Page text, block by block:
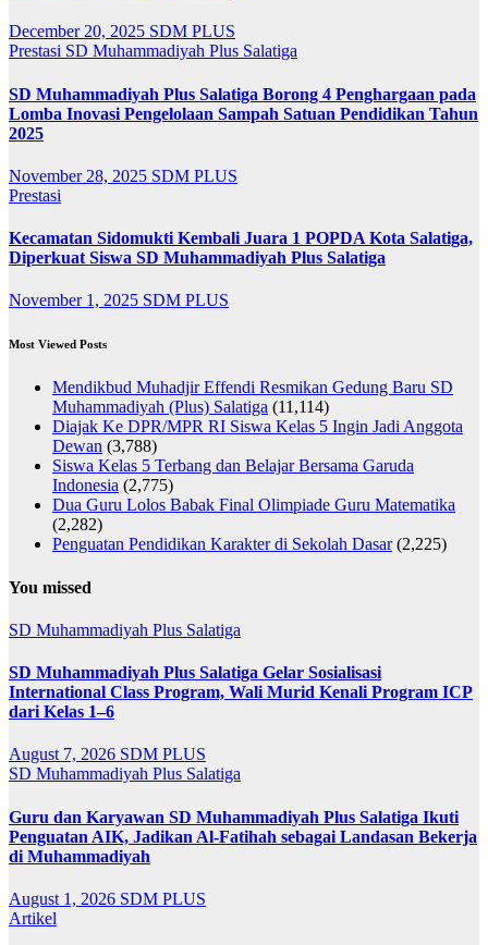
December 20, 2025 SDM PLUS
Prestasi SD Muhammadiyah Plus Salatiga
SD Muhammadiyah Plus Salatiga Borong 4 Penghargaan pada
Lomba Inovasi Pengelolaan Sampah Satuan Pendidikan Tahun
2025
November 28, 2025 SDM PLUS
Prestasi
Kecamatan Sidomukti Kembali Juara 1 POPDA Kota Salatiga,
Diperkuat Siswa SD Muhammadiyah Plus Salatiga
November 1, 2025 SDM PLUS
Most Viewed Posts
Mendikbud Muhadjir Effendi Resmikan Gedung Baru SD
Muhammadiyah (Plus) Salatiga (11,114)
Diajak Ke DPR/MPR RI Siswa Kelas 5 Ingin Jadi Anggota
Dewan (3,788)
Siswa Kelas 5 Terbang dan Belajar Bersama Garuda
Indonesia (2,775)
Dua Guru Lolos Babak Final Olimpiade Guru Matematika
(2,282)
Penguatan Pendidikan Karakter di Sekolah Dasar (2,225)
You missed
SD Muhammadiyah Plus Salatiga
SD Muhammadiyah Plus Salatiga Gelar Sosialisasi
International Class Program, Wali Murid Kenali Program ICP
dari Kelas 1–6
August 7, 2026 SDM PLUS
SD Muhammadiyah Plus Salatiga
Guru dan Karyawan SD Muhammadiyah Plus Salatiga Ikuti
Penguatan AIK, Jadikan Al-Fatihah sebagai Landasan Bekerja
di Muhammadiyah
August 1, 2026 SDM PLUS
Artikel